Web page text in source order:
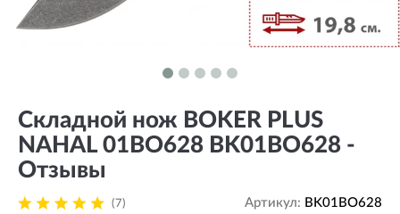
Складной нож BOKER PLUS
NAHAL 01BO628 BK01BO628 -
Отзывы
(7) Артикул: BK01BO628